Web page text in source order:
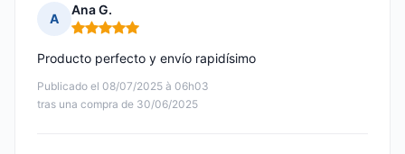
A
Ana G.
Nota: 5 de 5
Publicado el 08/07/2025 à 06h03
tras una compra de 30/06/2025
Producto perfecto y envío rapidísimo